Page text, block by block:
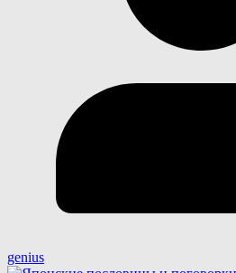
genius